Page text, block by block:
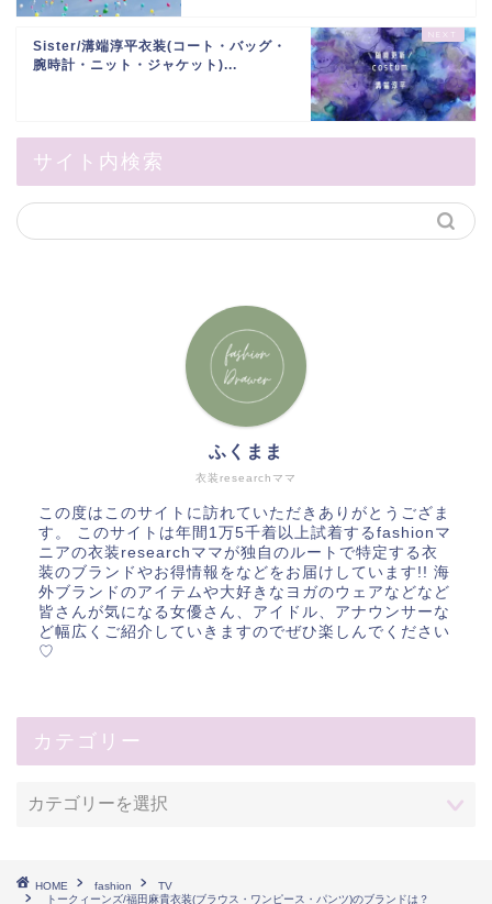
Sister/溝端淳平衣装(コート・バッグ・
腕時計・ニット・ジャケット)...
サイト内検索
衣装researchママ
ふくまま
この度はこのサイトに訪れていただきありがとうござま
す。 このサイトは年間1万5千着以上試着するfashionマ
ニアの衣装researchママが独自のルートで特定する衣
装のブランドやお得情報をなどをお届けしています!! 海
外ブランドのアイテムや大好きなヨガのウェアなどなど
皆さんが気になる女優さん、アイドル、アナウンサーな
ど幅広くご紹介していきますのでぜひ楽しんでください
♡
カテゴリー
HOME fashion
TV
トークィーンズ/福田麻貴衣装(ブラウス・ワンピース・パンツ)のブランドは？